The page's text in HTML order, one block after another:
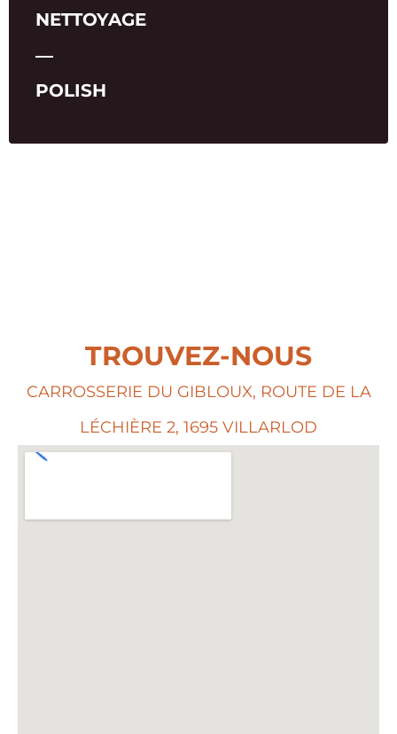
NETTOYAGE
―
POLISH
TROUVEZ-NOUS
CARROSSERIE DU GIBLOUX, ROUTE DE LA
LÉCHIÈRE 2, 1695 VILLARLOD